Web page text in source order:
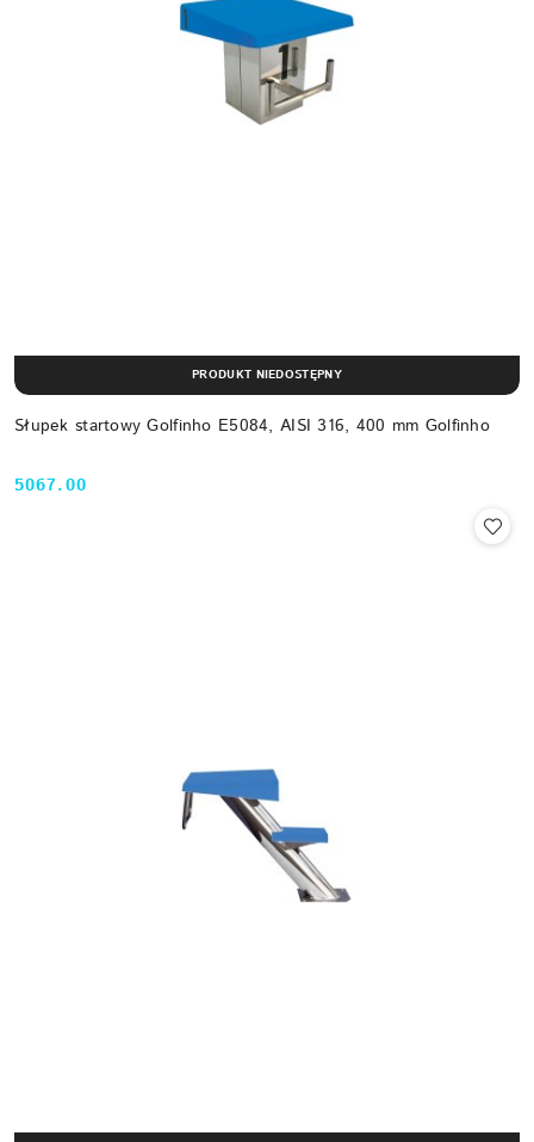
Słupek startowy Golfinho E5084, AISI 316, 400 mm Golfinho
Cena:
5067.00
PRODUKT NIEDOSTĘPNY